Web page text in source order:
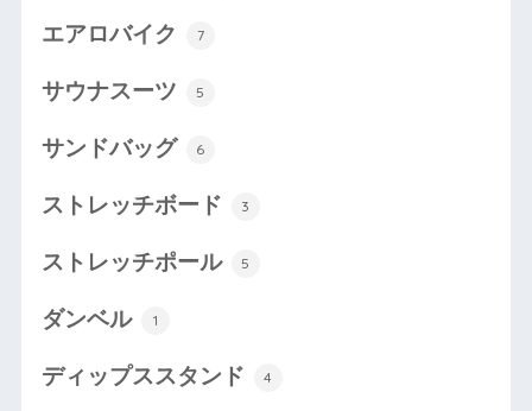
エアロバイク 7
サウナスーツ 5
サンドバッグ 6
ストレッチボード 3
ストレッチポール 5
ダンベル 1
ディップススタンド 4